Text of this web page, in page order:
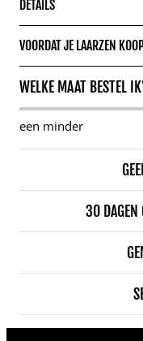
DETAILS
VOORDAT JE LAARZEN
WELKE MAAT BESTEL
een minder
30 DAGEN